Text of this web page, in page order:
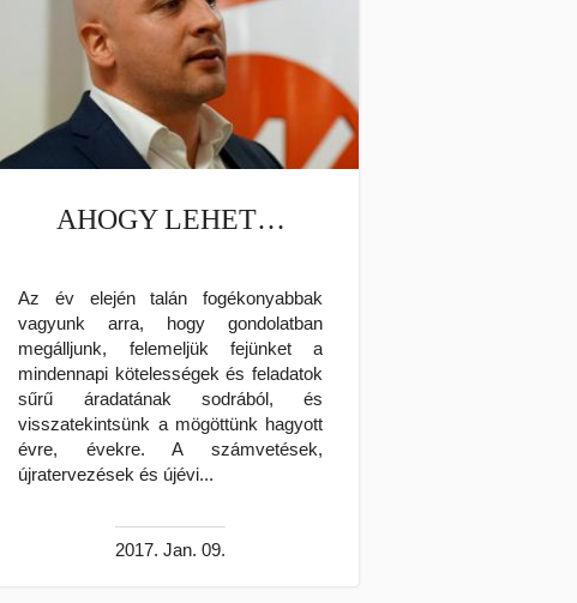
AHOGY LEHET…
Az év elején talán fogékonyabbak
vagyunk arra, hogy gondolatban
megálljunk, felemeljük fejünket a
mindennapi kötelességek és feladatok
sűrű áradatának sodrából, és
visszatekintsünk a mögöttünk hagyott
évre, évekre. A számvetések,
újratervezések és újévi...
2017. Jan. 09.